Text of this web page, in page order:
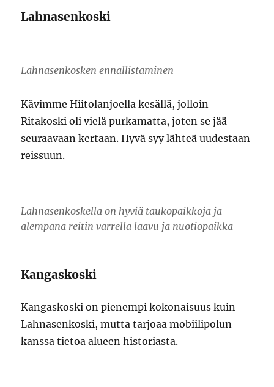
Lahnasenkoski
Lahnasenkosken ennallistaminen
Kävimme Hiitolanjoella kesällä, jolloin
Ritakoski oli vielä purkamatta, joten se jää
seuraavaan kertaan. Hyvä syy lähteä uudestaan
reissuun.
Lahnasenkoskella on hyviä taukopaikkoja ja
alempana reitin varrella laavu ja nuotiopaikka
Kangaskoski
Kangaskoski on pienempi kokonaisuus kuin
Lahnasenkoski, mutta tarjoaa mobiilipolun
kanssa tietoa alueen historiasta.